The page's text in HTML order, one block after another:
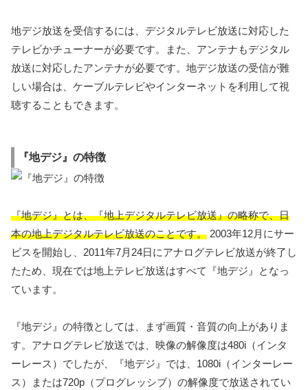
地デジ放送を受信するには、デジタルテレビ放送に対応した
テレビかチューナーが必要です。また、アンテナもデジタル
放送に対応したアンテナが必要です。地デジ放送の受信が難
しい場合は、ケーブルテレビやインターネットを利用して視
聴することもできます。
『地デジ』の特徴
『地デジ』とは、『地上デジタルテレビ放送』の略称で、日
本の地上デジタルテレビ放送のことです。 2003年12月にサー
ビスを開始し、2011年7月24日にアナログテレビ放送が終了し
たため、現在では地上テレビ放送はすべて『地デジ』となっ
ています。
『地デジ』の特徴としては、まず画質・音質の向上がありま
す。アナログテレビ放送では、映像の解像度は480i（インタ
ーレース）でしたが、『地デジ』では、1080i（インターレー
ス）または720p（プログレッシブ）の解像度で放送されてい